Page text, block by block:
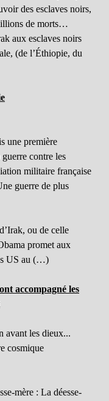
des esclaves noirs,
de morts…
aux esclaves noirs
(de l’Éthiopie, du
une première
contre les
militaire française
guerre de plus
ou de celle
promet aux
US au (…)
accompagné les
avant les dieux...
cosmique
mère : La déesse-